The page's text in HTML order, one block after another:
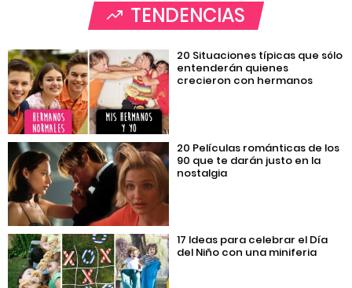
TENDENCIAS
20 Situaciones típicas que sólo
entenderán quienes
crecieron con hermanos
20 Películas románticas de los
90 que te darán justo en la
nostalgia
17 Ideas para celebrar el Día
del Niño con una miniferia